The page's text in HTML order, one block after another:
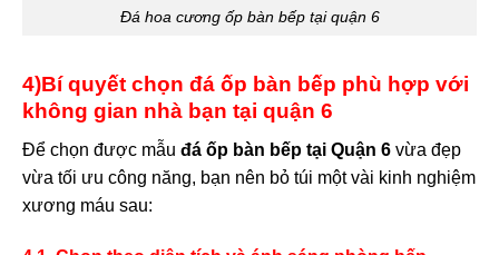
Đá hoa cương ốp bàn bếp tại quận 6
4)Bí quyết chọn đá ốp bàn bếp phù hợp với
không gian nhà bạn tại quận 6
Để chọn được mẫu đá ốp bàn bếp tại Quận 6 vừa đẹp
vừa tối ưu công năng, bạn nên bỏ túi một vài kinh nghiệm
xương máu sau: